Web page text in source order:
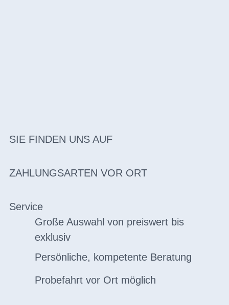
SIE FINDEN UNS AUF
ZAHLUNGSARTEN VOR ORT
Service
Große Auswahl von preiswert bis
exklusiv
Persönliche, kompetente Beratung
Probefahrt vor Ort möglich